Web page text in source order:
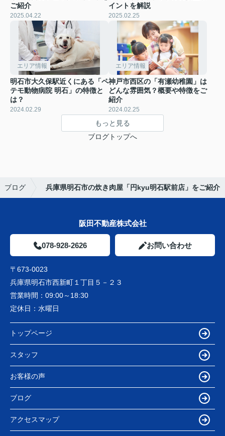
ご紹介
2025.04.22
イントを解説
2025.02.25
エリア情報
明石市大久保駅近くにある「ペ
テモ動物病院 明石」の特徴と
は？
2024.02.29
エリア情報
神戸市西区の「有瀬幼稚園」は
どんな雰囲気？概要や特徴をご
紹介
2024.02.25
もっと見る
ブログトップへ
ブログ 兵庫県明石市の炊き肉屋「円kyu明石駅前店」をご紹介
阪田不動産株式会社
078-928-2626 お問い合わせ
〒673-0023
兵庫県明石市西新町１丁目５－２３
営業時間： 09:00～18:30
定休日： 水曜日
トップページ
スタッフ
お客様の声
ブログ
アクセスマップ